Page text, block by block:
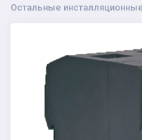
Остальные